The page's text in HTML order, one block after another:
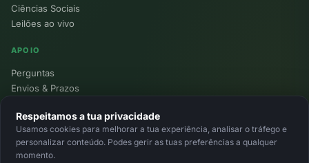
Ciências Sociais
Leilões ao vivo
APOIO
Perguntas
Envios & Prazos
Devoluções
Minha Conta
Respeitamos a tua privacidade
Usamos cookies para melhorar a tua experiência, analisar o tráfego e
personalizar conteúdo. Podes gerir as tuas preferências a qualquer
momento.